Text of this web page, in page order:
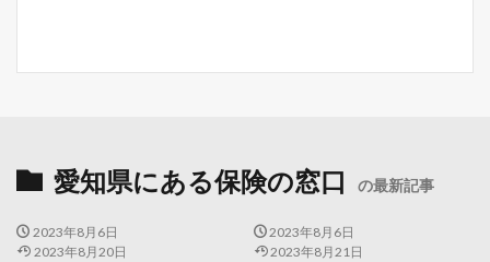
愛知県にある保険の窓口 の最新記事
2023年8月6日
2023年8月20日
2023年8月6日
2023年8月21日